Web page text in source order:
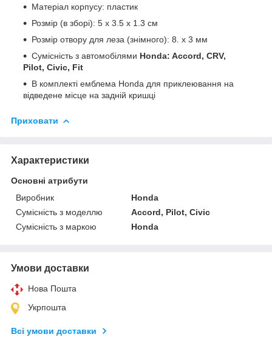
Матеріал корпусу: пластик
Розмір (в зборі): 5 х 3.5 х 1.3 см
Розмір отвору для леза (знімного): 8. x 3 мм
Сумісність з автомобілями Honda: Accord, CRV,
Pilot, Civic, Fit
В комплекті емблема Honda для приклеювання на
відведене місце на задній кришці
Приховати
Характеристики
Основні атрибути
Виробник
Honda
Сумісність з моделлю
Accord, Pilot, Civic
Сумісність з маркою
Honda
Умови доставки
Нова Пошта
Укрпошта
Всі умови доставки